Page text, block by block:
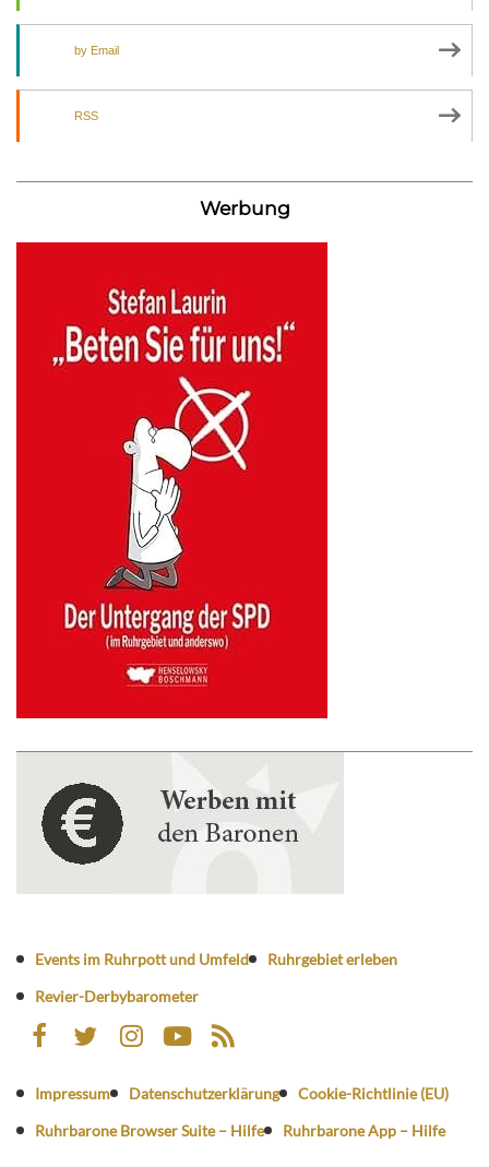
by Email
RSS
Werbung
Events im Ruhrpott und Umfeld
Ruhrgebiet erleben
Revier-Derbybarometer
Impressum Datenschutzerklärung
Cookie-Richtlinie (EU)
Ruhrbarone Browser Suite – Hilfe
Ruhrbarone App – Hilfe